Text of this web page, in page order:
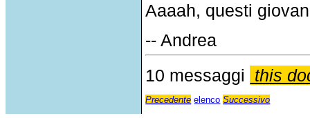
Aaaah, questi
-- Andrea
10 messaggi
this
Precedente elenco Successivo